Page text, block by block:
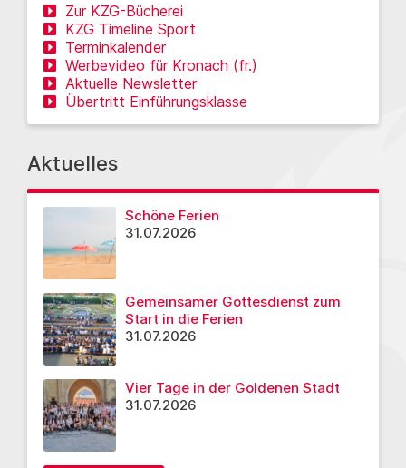
Zur KZG-Bücherei
KZG Timeline Sport
Terminkalender
Werbevideo für Kronach (fr.)
Aktuelle Newsletter
Übertritt Einführungsklasse
Aktuelles
Schöne Ferien
31.07.2026
Gemeinsamer Gottesdienst zum
Start in die Ferien
31.07.2026
Vier Tage in der Goldenen Stadt
31.07.2026